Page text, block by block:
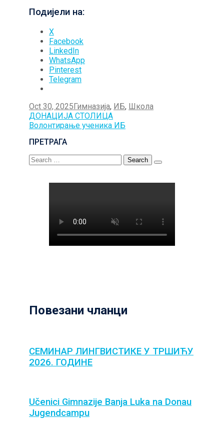
Подијели на:
X
Facebook
LinkedIn
WhatsApp
Pinterest
Telegram
Oct 30, 2025Гимназија, ИБ, Школа
Post
navigation
ДОНАЦИЈА СТОЛИЦА
Волонтирање ученика ИБ
ПРЕТРАГА
Search
for:
Повезани чланци
СЕМИНАР ЛИНГВИСТИКЕ У ТРШИЋУ
2026. ГОДИНЕ
Učenici Gimnazije Banja Luka na Donau
Jugendcampu